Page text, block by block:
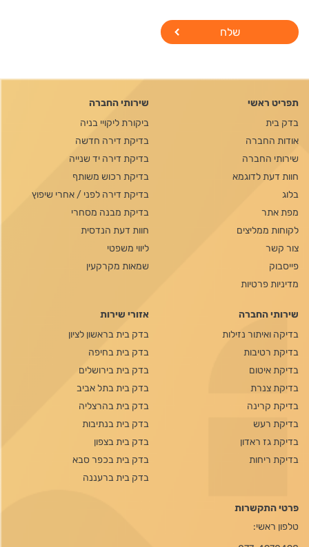
תפריט ראשי
בדק בית
אודות החברה
שירותי החברה
חוות דעת לדוגמא
בלוג
מפת אתר
לקוחות ממליצים
צור קשר
פייסבוק
מדיניות פרטיות
שירותי החברה
ביקורת ליקויי בניה
בדיקת דירה חדשה
בדיקת דירה יד שנייה
בדיקת רכוש משותף
בדיקת דירה לפני / אחרי שיפוץ
בדיקת מבנה מסחרי
חוות דעת הנדסית
ליווי משפטי
שמאות מקרקעין
שירותי החברה
בדיקה ואיתור נזילות
בדיקת רטיבות
בדיקת איטום
בדיקת צנרת
בדיקת קרינה
בדיקת רעש
בדיקת גז ראדון
בדיקת ריחות
אזורי שירות
בדק בית בראשון לציון
בדק בית בחיפה
בדק בית בירושלים
בדק בית בתל אביב
בדק בית בהרצליה
בדק בית בנתיבות
בדק בית בצפון
בדק בית בכפר סבא
בדק בית ברעננה
פרטי התקשרות
טלפון ראשי: